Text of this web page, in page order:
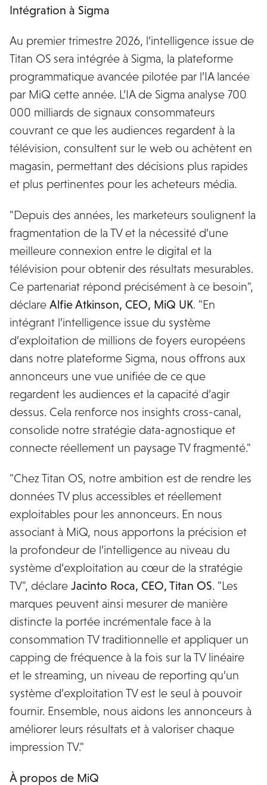
Intégration à Sigma
Au premier trimestre 2026, l’intelligence issue de
Titan OS sera intégrée à Sigma, la plateforme
programmatique avancée pilotée par l’IA lancée
par MiQ cette année. L’IA de Sigma analyse 700
000 milliards de signaux consommateurs
couvrant ce que les audiences regardent à la
télévision, consultent sur le web ou achètent en
magasin, permettant des décisions plus rapides
et plus pertinentes pour les acheteurs média.
"Depuis des années, les marketeurs soulignent la
fragmentation de la TV et la nécessité d’une
meilleure connexion entre le digital et la
télévision pour obtenir des résultats mesurables.
Ce partenariat répond précisément à ce besoin",
déclareAlfie Atkinson, CEO, MiQ UK. "En
intégrant l’intelligence issue du système
d’exploitation de millions de foyers européens
dans notre plateforme Sigma, nous offrons aux
annonceurs une vue unifiée de ce que
regardent les audiences et la capacité d’agir
dessus. Cela renforce nos insights cross-canal,
consolide notre stratégie data-agnostique et
connecte réellement un paysage TV fragmenté."
"Chez Titan OS, notre ambition est de rendre les
données TV plus accessibles et réellement
exploitables pour les annonceurs. En nous
associant à MiQ, nous apportons la précision et
la profondeur de l’intelligence au niveau du
système d’exploitation au cœur de la stratégie
TV", déclareJacinto Roca, CEO, Titan OS. "Les
marques peuvent ainsi mesurer de manière
distincte la portée incrémentale face à la
consommation TV traditionnelle et appliquer un
capping de fréquence à la fois sur la TV linéaire
et le streaming, un niveau de reporting qu’un
système d’exploitation TV est le seul à pouvoir
fournir. Ensemble, nous aidons les annonceurs à
améliorer leurs résultats et à valoriser chaque
impression TV."
À propos de MiQ